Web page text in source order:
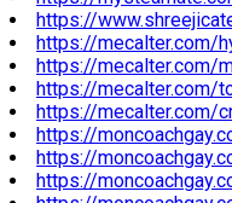
https://
https://mecalter.com/
https://mecalter.com/
https://mecalter.com/
https://mecalter.com/
https://
https://
https://